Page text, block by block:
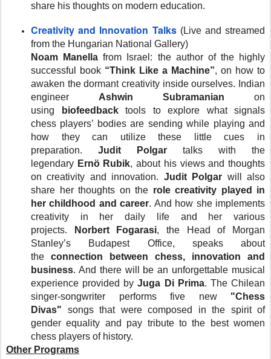
share his thoughts on modern education.
Creativity and Innovation Talks(Live and streamed
from the Hungarian National Gallery)
Noam Manella from Israel: the author of the highly
successful book “Think Like a Machine”, on how to
awaken the dormant creativity inside ourselves. Indian
engineer Ashwin Subramanian on
using
biofeedbacktools to explore what signals
chess players’ bodies are sending while playing and
how they can utilize these little cues in
preparation. Judit Polgar talks with the
legendary Ernö Rubik, about his views and thoughts
on creativity and innovation. Judit Polgar will also
share her thoughts on the role creativity played in
her childhood and career. And how she implements
creativity in her daily life and her various
projects.
Norbert Fogarasi, the Head of Morgan
Stanley’s Budapest Office, speaks about
the connection between chess, innovation and
business. And there will be an unforgettable musical
experience provided byJuga Di Prima. The Chilean
singer-songwriter performs five new "Chess
Divas" songs that were composed in the spirit of
gender equality and pay tribute to the best women
chess players of history.
Other Programs